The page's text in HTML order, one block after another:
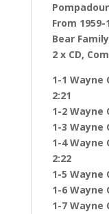
From 1959-
Bear
2 x CD,
1-1 Wayne
2:21
1-2 Wayne
1-3 Wayne
1-4 Wayne
2:22
1-5 Wayne
1-6 Wayne
1-7 Wayne